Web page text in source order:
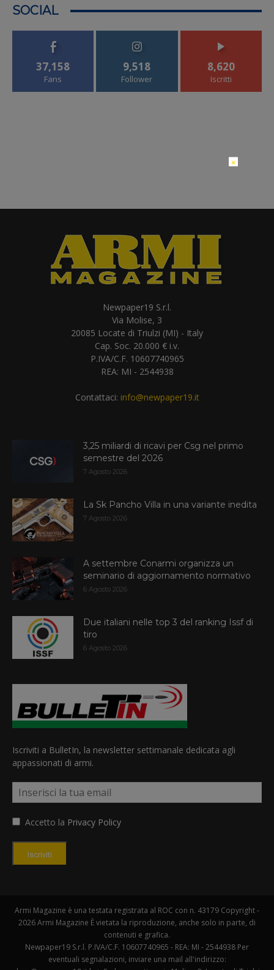
SOCIAL
37,158
Fans
9,518
Follower
8,620
Iscritti
Newpaper19 S.r.l.
Via Molise, 3
20085 Locate di Triulzi (MI) - Italy
Cap. Soc. 20.000 € i.v.
P.IVA/C.F. 10607740965
REA: MI - 2544938
Contattaci: info@newpaper19.it
3,25 miliardi di ricavi per Csg nel primo
semestre del 2026
7 Agosto 2026
La Sk Pancho Villa in una variante inedita
7 Agosto 2026
A settembre Conarmi organizza un
seminario di aggiornamento normativo
6 Agosto 2026
Due italiani nelle top 3 del ranking Issf di
tiro
6 Agosto 2026
Iscriviti a BulletIn, la newsletter settimanale dedicata agli
appassionati di armi.
Accetto la Privacy Policy
Iscriviti
Armi Magazine è una testata registrata al ROC con n. 43179 Copyright -
2026 Armi Magazine È vietata la riproduzione, anche solo in parte, di
contenuti e grafica.
Newpaper19 S.r.l. P.IVA/C.F. 10607740965 - REA: MI - 2544938 Per
eventuali segnalazioni, inviare una mail all'indirizzo:
×